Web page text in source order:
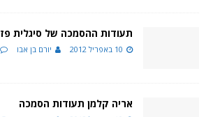
תעודות ההסמכה של סיגלית פז
10 באפריל 2012 יורם בן אבו
אריה קלמן תעודות הסמכה